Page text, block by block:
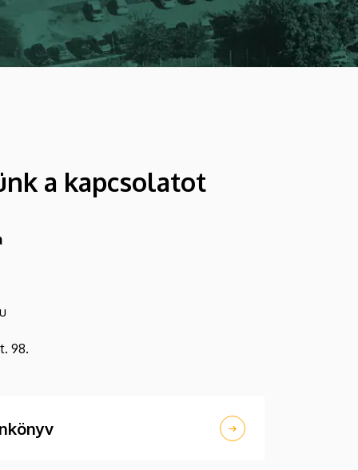
a kapcsolatot
98.